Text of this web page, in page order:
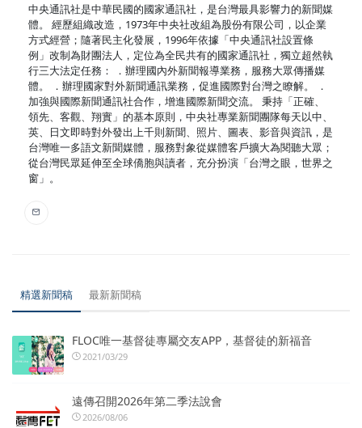
中央通訊社是中華民國的國家通訊社，是台灣最具影響力的新聞媒
體。 經歷組織改造，1973年中央社改組為股份有限公司，以企業
方式經營；隨著民主化發展，1996年依據「中央通訊社設置條
例」改制為財團法人，定位為全民共有的國家通訊社，獨立超然執
行三大法定任務： ．辦理國內外新聞報導業務，服務大眾傳播媒
體。 ．辦理國家對外新聞通訊業務，促進國際對台灣之瞭解。 ．
加強與國際新聞通訊社合作，增進國際新聞交流。 秉持「正確、
領先、客觀、翔實」的基本原則，中央社專業新聞團隊每天以中、
英、日文即時對外發出上千則新聞、照片、圖表、影音與資訊，是
台灣唯一多語文新聞媒體，服務對象從媒體客戶擴大為閱聽大眾；
從台灣民眾延伸至全球僑胞與讀者，充分扮演「台灣之眼，世界之
窗」。
精選新聞稿 最新新聞稿
FLOC唯一基督徒專屬交友APP，基督徒的新福音
2021/03/29
遠傳召開2026年第二季法說會
2026/08/06